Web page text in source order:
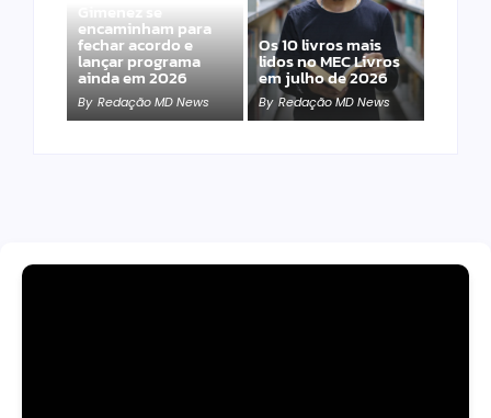
Gimenez se
encaminham para
fechar acordo e
lançar programa
ainda em 2026
By Redação MD News
Os 10 livros mais
lidos no MEC Livros
em julho de 2026
By Redação MD News